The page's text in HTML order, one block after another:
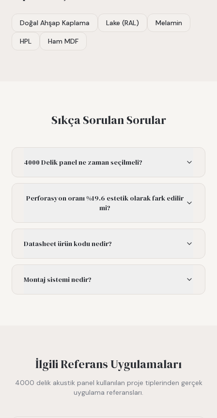
Doğal Ahşap Kaplama Lake (RAL) Melamin
HPL Ham MDF
Sıkça Sorulan Sorular
4000 Delik panel ne zaman seçilmeli?
Perforasyon oranı %19.6 estetik olarak fark edilir
mi?
Datasheet ürün kodu nedir?
Montaj sistemi nedir?
İlgili Referans Uygulamaları
4000 delik akustik panel kullanılan proje tiplerinden gerçek
uygulama referansları.